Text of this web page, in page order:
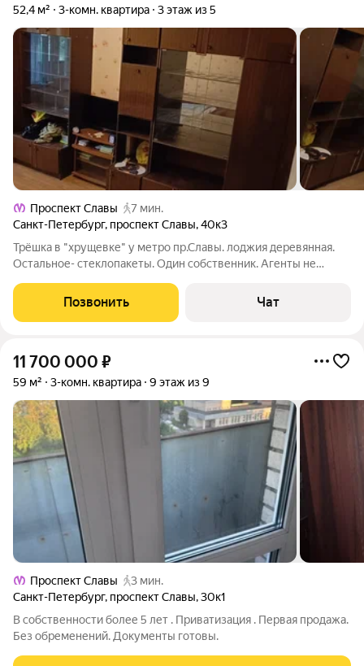
52,4 м² 3-комн. квартира 3 этаж из 5
Проспект Славы
7 мин.
Санкт-Петербург, проспект Славы,40к3
Трёшка в "хрущевке" у метро пр.Славы. лоджия деревянная.
Остальное- стеклопакеты. Один собственник. Агенты не
площадь: 52.4 м, Площадь кухни: 6 м, Жилая площадь: 38 м,
Ремонт: требуется, Стоимость
Позвонить Чат
11 700 000 ₽
59 м² 3-комн. квартира 9 этаж из 9
Проспект Славы
3 мин.
Санкт-Петербург, проспект Славы,30к1
В собственности более 5 лет . Приватизация . Первая продажа.
Без обременений. Документы готовы.